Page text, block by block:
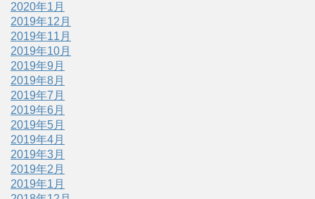
2020年1月
2019年12月
2019年11月
2019年10月
2019年9月
2019年8月
2019年7月
2019年6月
2019年5月
2019年4月
2019年3月
2019年2月
2019年1月